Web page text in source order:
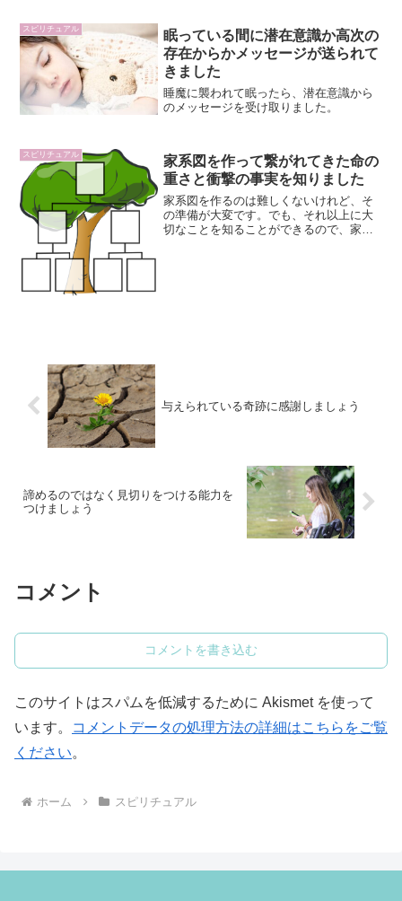
スピリチュアル
眠っている間に潜在意識か高次の
存在からかメッセージが送られて
きました
睡魔に襲われて眠ったら、潜在意識から
のメッセージを受け取りました。
スピリチュアル
家系図を作って繋がれてきた命の
重さと衝撃の事実を知りました
家系図を作るのは難しくないけれど、そ
の準備が大変です。でも、それ以上に大
切なことを知ることができるので、家系
与えられている奇跡に感謝しましょう
諦めるのではなく見切りをつける能力を
つけましょう
コメント
コメントを書き込む
このサイトはスパムを低減するために Akismet を使って
います。
コメントデータの処理方法の詳細はこちらをご覧
ください。
ホーム スピリチュアル